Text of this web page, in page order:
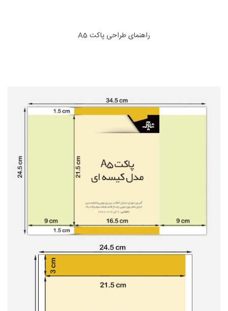
راهنمای طراحی پاکت A5